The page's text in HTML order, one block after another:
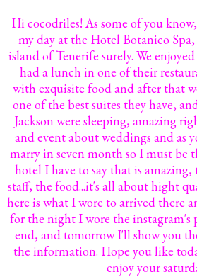
Hi cocodriles! As some of you
my day at the Hotel Botanico
island of Tenerife surely. We
had a lunch in one of their
with exquisite food and after that
one of the best suites they have,
Jackson were sleeping, amazing
and event about weddings and as
marry in seven month so I must be
hotel I have to say that is
staff, the food...it's all about hight
here is what I wore to arrived there
for the night I wore the instagram's
end, and tomorrow I'll show you
the information. Hope you like
enjoy your